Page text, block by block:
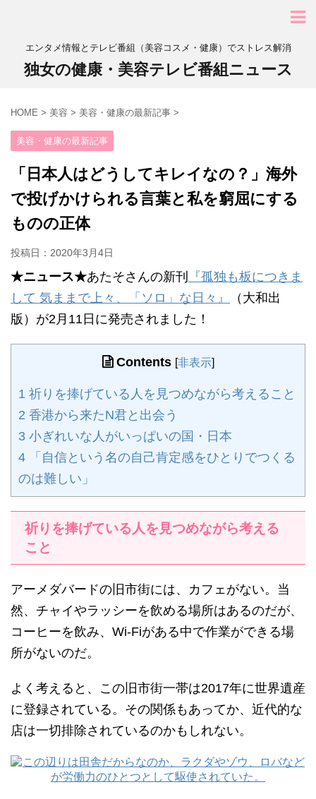
エンタメ情報とテレビ番組（美容コスメ・健康）でストレス解消
独女の健康・美容テレビ番組ニュース
HOME > 美容 > 美容・健康の最新記事 >
美容・健康の最新記事
「日本人はどうしてキレイなの？」海外
で投げかけられる言葉と私を窮屈にする
ものの正体
投稿日： 2020年3月4日
★ニュース★あたそさんの新刊
『孤独も板につきま
して 気ままで上々、「ソロ」な日々』
（大和出
版）が2月11日に発売されました！
Contents [非表示]
1 祈りを捧げている人を見つめながら考えること
2 香港から来たN君と出会う
3 小ぎれいな人がいっぱいの国・日本
4 「自信という名の自己肯定感をひとりでつくる
のは難しい」
祈りを捧げている人を見つめながら考える
こと
アーメダバードの旧市街には、カフェがない。当
然、チャイやラッシーを飲める場所はあるのだが、
コーヒーを飲み、Wi-Fiがある中で作業ができる場
所がないのだ。
よく考えると、この旧市街一帯は2017年に世界遺産
に登録されている。その関係もあってか、近代的な
店は一切排除されているのかもしれない。